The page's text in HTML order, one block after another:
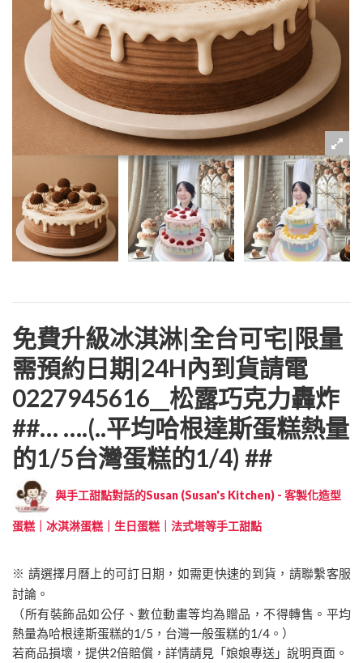
免費升級冰淇淋|全台可宅|限量
需預約日期|24H內到貨請電
0227945616__松露巧克力轟炸
##… ….(..平均哈根達斯蛋糕熱量
的1/5台灣蛋糕的1/4) ##
與手工甜點對話的Susan (Susan's Kitchen) - 客製化造型
蛋糕｜冰淇淋蛋糕｜生日蛋糕｜法式塔等手工甜點
※ 請選擇月曆上的可訂日期，如需更快速的到貨，請聯繫客服
討論。
（所有裝飾品如公仔、數位動畫等均為贈品，不得轉售。平均
熱量為哈根達斯蛋糕的1/5，台灣一般蛋糕的1/4。）
若商品損壞，提供2倍賠償，詳情請見「娘娘專送」說明頁面。